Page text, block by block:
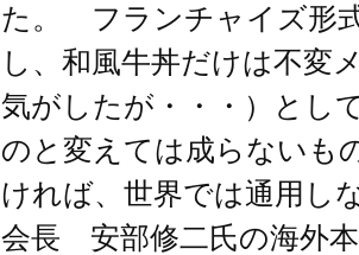
た。 フランチャイズ形
し、和風牛丼だけは不変
気がしたが・・・）とし
のと変えては成らないも
ければ、世界では通用し
会長 安部修二氏の海外